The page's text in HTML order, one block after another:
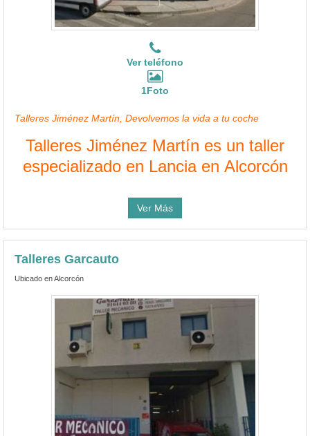
Ver teléfono
1Foto
Talleres Jiménez Martín, Devolvemos la vida a tu coche
Talleres Jiménez Martín es un taller
especializado en Lancia en Alcorcón
Ver Más
Talleres Garcauto
Ubicado en Alcorcón